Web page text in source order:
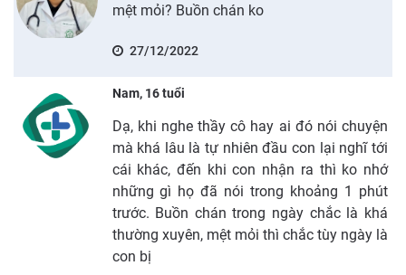
mệt mỏi? Buồn chán ko
27/12/2022
Nam, 16 tuổi
Dạ, khi nghe thầy cô hay ai đó nói chuyện
mà khá lâu là tự nhiên đầu con lại nghĩ tới
cái khác, đến khi con nhận ra thì ko nhớ
những gì họ đã nói trong khoảng 1 phút
trước. Buồn chán trong ngày chắc là khá
thường xuyên, mệt mỏi thì chắc tùy ngày là
con bị